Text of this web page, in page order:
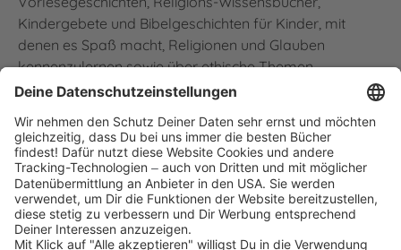
Kindergebete und Bibelgeschichten für Kinder, mit
denen es Spaß macht, Religionen und Glauben
kennenzulernen sowie über ethische Themen
nachzudenken.
In den Thienemann Verlagen erscheinen Kinderbücher,
die Dein Kind mit christlichen Traditionen und anderen
Religionen vertraut machen. Aber auch Themen wie der
Umgang mit Gefühlen, die Frage nach dem Sinn des
Lebens und nach Werten im täglichen Miteinander
stehen im Mittelpunkt und werden mal nachdenklich,